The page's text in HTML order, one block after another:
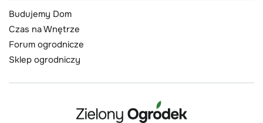
Budujemy Dom
Czas na Wnętrze
Forum ogrodnicze
Sklep ogrodniczy